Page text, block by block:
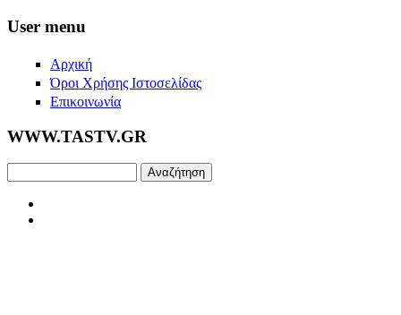
Skip to main content
User menu
Αρχική
Όροι Χρήσης Ιστοσελίδας
Επικοινωνία
WWW.TASTV.GR